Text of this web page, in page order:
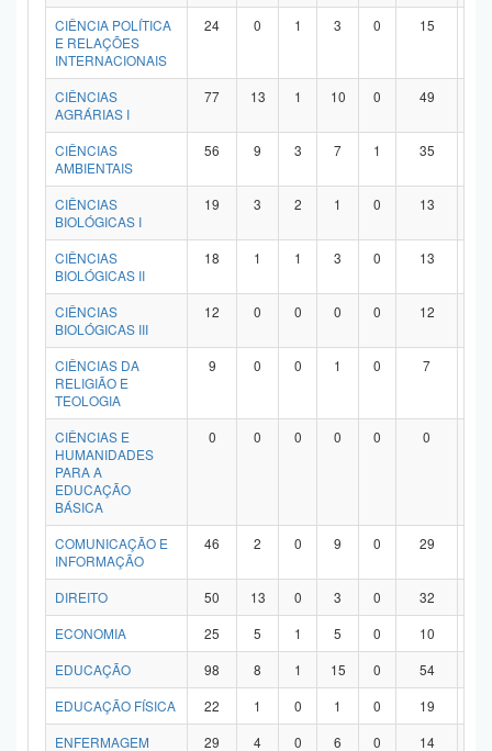
CIÊNCIA POLÍTICA
E RELAÇÕES
INTERNACIONAIS
24 0 1 3 0 15
CIÊNCIAS
AGRÁRIAS I
77 13 1 10 0 49
CIÊNCIAS
AMBIENTAIS
56 9 3 7 1 35
CIÊNCIAS
BIOLÓGICAS I
19 3 2 1 0 13
CIÊNCIAS
BIOLÓGICAS II
18 1 1 3 0 13
CIÊNCIAS
BIOLÓGICAS III
12 0 0 0 0 12
CIÊNCIAS DA
RELIGIÃO E
TEOLOGIA
9 0 0 1 0 7
CIÊNCIAS E
HUMANIDADES
PARA A
EDUCAÇÃO
BÁSICA
0 0 0 0 0 0
COMUNICAÇÃO E
INFORMAÇÃO
46 2 0 9 0 29
DIREITO 50 13 0 3 0 32
ECONOMIA
25 5 1 5 0 10
EDUCAÇÃO
98 8 1 15 0 54
EDUCAÇÃO FÍSICA
22 1 0 1 0 19
ENFERMAGEM
29 4 0 6 0 14